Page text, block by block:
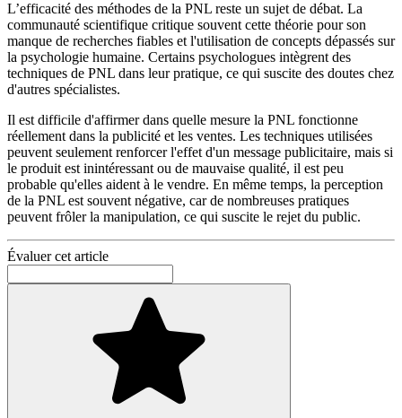
L’efficacité des méthodes de la PNL reste un sujet de débat. La
communauté scientifique critique souvent cette théorie pour son
manque de recherches fiables et l'utilisation de concepts dépassés sur
la psychologie humaine. Certains psychologues intègrent des
techniques de PNL dans leur pratique, ce qui suscite des doutes chez
d'autres spécialistes.
Il est difficile d'affirmer dans quelle mesure la PNL fonctionne
réellement dans la publicité et les ventes. Les techniques utilisées
peuvent seulement renforcer l'effet d'un message publicitaire, mais si
le produit est inintéressant ou de mauvaise qualité, il est peu
probable qu'elles aident à le vendre. En même temps, la perception
de la PNL est souvent négative, car de nombreuses pratiques
peuvent frôler la manipulation, ce qui suscite le rejet du public.
Évaluer cet article